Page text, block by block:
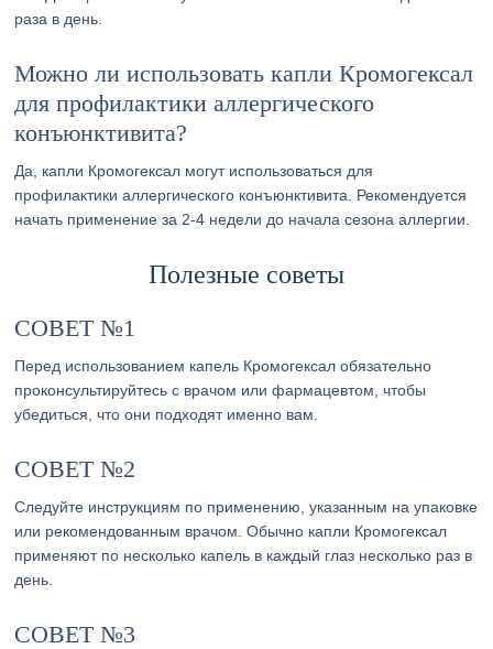
раза в день.
Можно ли использовать капли Кромогексал
для профилактики аллергического
конъюнктивита?
Да, капли Кромогексал могут использоваться для
профилактики аллергического конъюнктивита. Рекомендуется
начать применение за 2-4 недели до начала сезона аллергии.
Полезные советы
СОВЕТ №1
Перед использованием капель Кромогексал обязательно
проконсультируйтесь с врачом или фармацевтом, чтобы
убедиться, что они подходят именно вам.
СОВЕТ №2
Следуйте инструкциям по применению, указанным на упаковке
или рекомендованным врачом. Обычно капли Кромогексал
применяют по несколько капель в каждый глаз несколько раз в
день.
СОВЕТ №3